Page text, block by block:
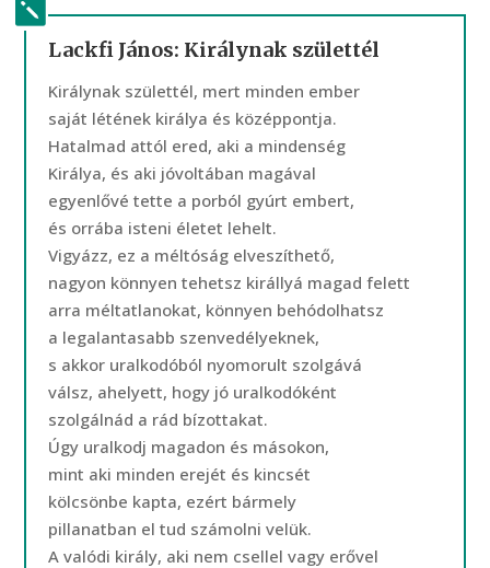
Lackfi János: Királynak születtél
Királynak születtél, mert minden ember
saját létének királya és középpontja.
Hatalmad attól ered, aki a mindenség
Királya, és aki jóvoltában magával
egyenlővé tette a porból gyúrt embert,
és orrába isteni életet lehelt.
Vigyázz, ez a méltóság elveszíthető,
nagyon könnyen tehetsz királlyá magad felett
arra méltatlanokat, könnyen behódolhatsz
a legalantasabb szenvedélyeknek,
s akkor uralkodóból nyomorult szolgává
válsz, ahelyett, hogy jó uralkodóként
szolgálnád a rád bízottakat.
Úgy uralkodj magadon és másokon,
mint aki minden erejét és kincsét
kölcsönbe kapta, ezért bármely
pillanatban el tud számolni velük.
A valódi király, aki nem csellel vagy erővel